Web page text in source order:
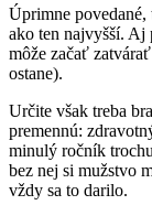
Úprimne
ako ten najvyšší. Aj
môže začať
ostane).
Určite však treba
premennú:
minulý ročník
bez nej si mužstvo
vždy sa to darilo.